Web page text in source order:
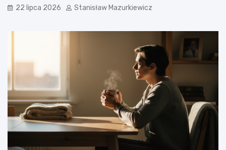
22 lipca 2026 Stanisław Mazurkiewicz